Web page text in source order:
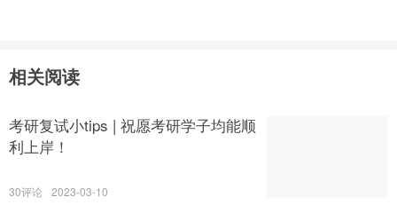
相关阅读
考研复试小tips | 祝愿考研学子均能顺
利上岸！
30 2023-03-10